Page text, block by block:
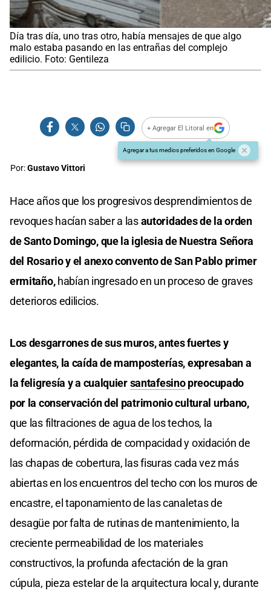
Día tras día, uno tras otro, había mensajes de que algo
malo estaba pasando en las entrañas del complejo
edilicio. Foto: Gentileza
+ Agregar El Litoral en
Agregar a tus medios preferidos en Google
Por:Gustavo Vittori
Hace años que los progresivos desprendimientos de
revoques hacían saber a lasautoridades de la orden
de Santo Domingo, que la iglesia de Nuestra Señora
del Rosario y el anexo convento de San Pablo primer
ermitaño,habían ingresado en un proceso de graves
deterioros edilicios.
Los desgarrones de sus muros, antes fuertes y
elegantes, la caída de mamposterías, expresaban a
la feligresía y a cualquiersantafesinopreocupado
por la conservación del patrimonio cultural urbano,
que las filtraciones de agua de los techos, la
deformación, pérdida de compacidad y oxidación de
las chapas de cobertura, las fisuras cada vez más
abiertas en los encuentros del techo con los muros de
encastre, el taponamiento de las canaletas de
desagüe por falta de rutinas de mantenimiento, la
creciente permeabilidad de los materiales
constructivos, la profunda afectación de la gran
cúpula, pieza estelar de la arquitectura local y, durante